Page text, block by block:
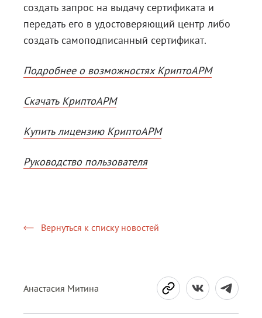
создать запрос на выдачу сертификата и
передать его в удостоверяющий центр либо
создать самоподписанный сертификат.
Подробнее о возможностях КриптоАРМ
Скачать КриптоАРМ
Купить лицензию КриптоАРМ
Руководство пользователя
Вернуться к списку новостей
Анастасия Митина